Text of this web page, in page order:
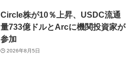
Circle株が10％上昇、USDC流通
量733億ドルとArcに機関投資家が
参加
2026年8月5日